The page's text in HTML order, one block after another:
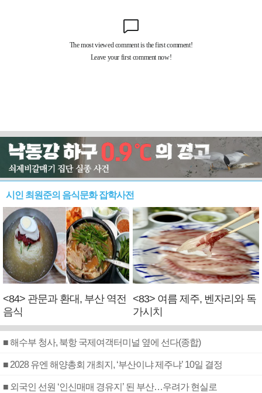
시인 최원준의 음식문화 잡학사전
<84> 관문과 환대, 부산 역전
음식
<83> 여름 제주, 벤자리와 독
가시치
■ 해수부 청사, 북항 국제여객터미널 옆에 선다(종합)
■ 2028 유엔 해양총회 개최지, ‘부산이냐 제주냐’ 10일 결정
■ 외국인 선원 ‘인신매매 경유지’ 된 부산…우려가 현실로